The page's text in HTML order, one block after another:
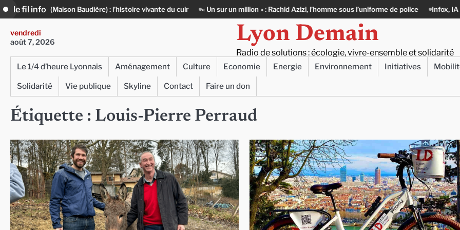
Skip
to
content
le fil info
(Maison Baudière) : l’histoire vivante du cuir « Un sur un million » : Rachid Azizi, l’homme sous l’uniforme de police Infox, IA et
vendredi
août 7, 2026
Lyon Demain
Radio de solutions : écologie, vivre-ensemble et solidarité
Le 1/4 d’heure Lyonnais Aménagement Culture Economie Energie Environnement Initiatives
Solidarité
Vie publique Skyline Contact Faire un don
Étiquette : Louis-Pierre Perraud